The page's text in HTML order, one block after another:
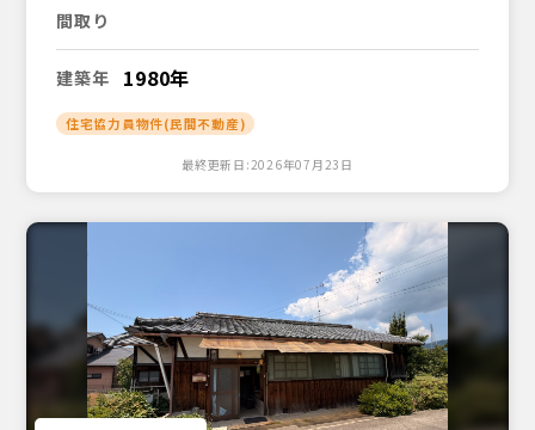
間取り
建築年 1980年
住宅協力員物件(民間不動産)
最終更新日:2026年07月23日